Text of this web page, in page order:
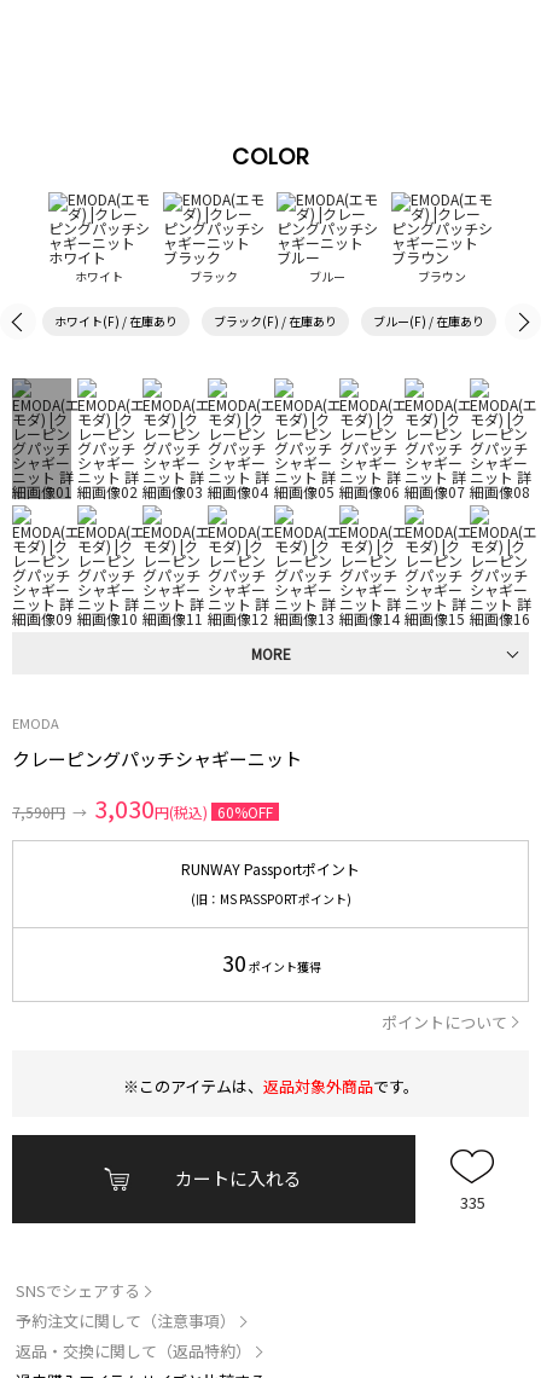
COLOR
ホワイト ブラック ブルー ブラウン
ホワイト(F) / 在庫あり ブラック(F) / 在庫あり ブルー(F) / 在庫あり ブ
MORE
EMODA
クレーピングパッチシャギーニット
7,590円 → 3,030円(税込) 60%OFF
RUNWAY Passportポイント
(旧：MS PASSPORTポイント)
30 ポイント獲得
ポイントについて
※このアイテムは、 返品対象外商品です。
カートに入れる
335
SNSでシェアする
予約注文に関して（注意事項）
返品・交換に関して（返品特約）